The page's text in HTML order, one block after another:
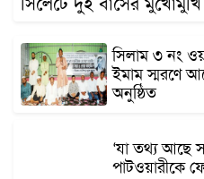
সিলাম ৩ নং
ইমাম স্মরণে
অনুষ্ঠিত
‘যা তথ্য আছে
পাটওয়ারীকে